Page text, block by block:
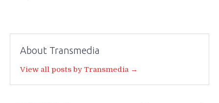
About Transmedia
View all posts by Transmedia →